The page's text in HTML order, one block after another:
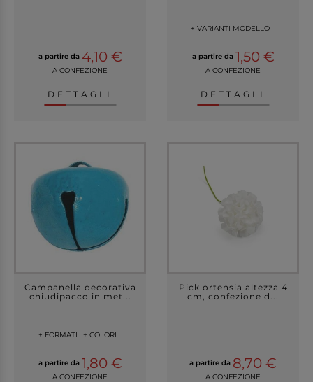
a partire da 4,10 €
A CONFEZIONE
DETTAGLI
+ VARIANTI MODELLO
a partire da 1,50 €
A CONFEZIONE
DETTAGLI
Campanella decorativa
chiudipacco in met...
+ FORMATI + COLORI
a partire da 1,80 €
A CONFEZIONE
Pick ortensia altezza 4
cm, confezione d...
a partire da 8,70 €
A CONFEZIONE